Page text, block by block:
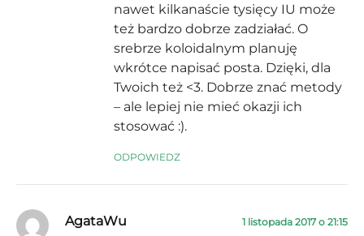
nawet kilkanaście tysięcy IU może
też bardzo dobrze zadziałać. O
srebrze koloidalnym planuję
wkrótce napisać posta. Dzięki, dla
Twoich też <3. Dobrze znać metody
– ale lepiej nie mieć okazji ich
stosować :).
ODPOWIEDZ
AgataWu 1 listopada 2017 o 21:15